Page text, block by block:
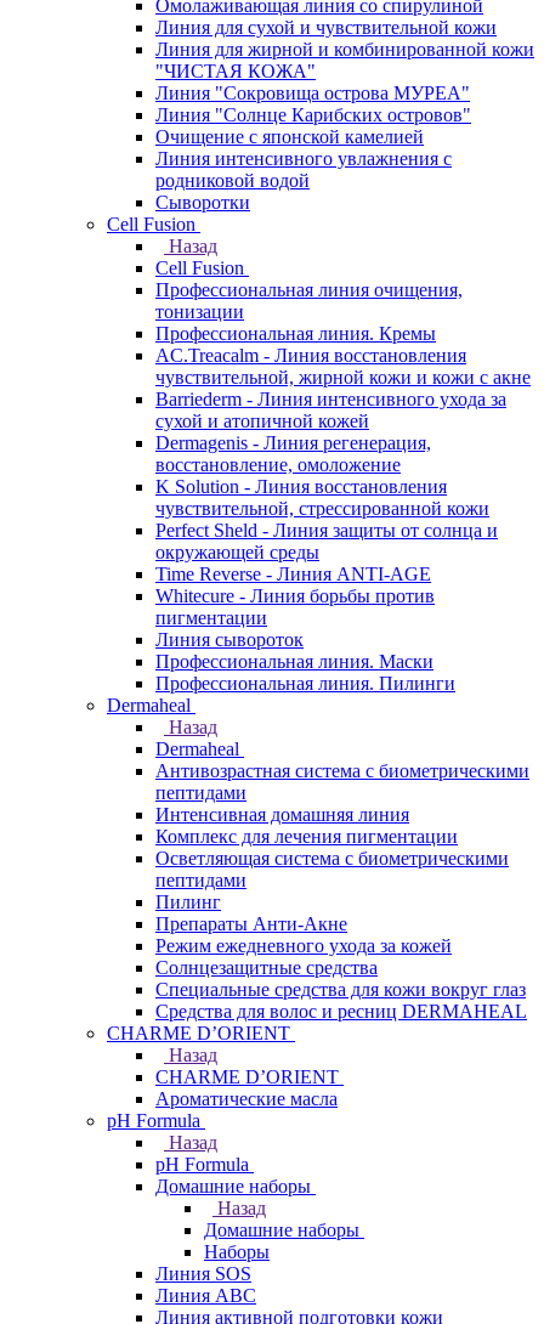
Омолаживающая линия со спирулиной
Линия для сухой и чувствительной кожи
Линия для жирной и комбинированной кожи
"ЧИСТАЯ КОЖА"
Линия "Сокровища острова МУРЕА"
Линия "Солнце Карибских островов"
Очищение с японской камелией
Линия интенсивного увлажнения с
родниковой водой
Сыворотки
Cell Fusion
Назад
Cell Fusion
Профессиональная линия очищения,
тонизации
Профессиональная линия. Кремы
AC.Treacalm - Линия восстановления
чувствительной, жирной кожи и кожи с акне
Barriederm - Линия интенсивного ухода за
сухой и атопичной кожей
Dermagenis - Линия регенерация,
восстановление, омоложение
K Solution - Линия восстановления
чувствительной, стрессированной кожи
Perfect Sheld - Линия защиты от солнца и
окружающей среды
Time Reverse - Линия ANTI-AGE
Whitecure - Линия борьбы против
пигментации
Линия сывороток
Профессиональная линия. Маски
Профессиональная линия. Пилинги
Dermaheal
Назад
Dermaheal
Антивозрастная система с биометрическими
пептидами
Интенсивная домашняя линия
Комплекс для лечения пигментации
Осветляющая система с биометрическими
пептидами
Пилинг
Препараты Анти-Акне
Режим ежедневного ухода за кожей
Солнцезащитные средства
Специальные средства для кожи вокруг глаз
Средства для волос и ресниц DERMAHEAL
CHARME D’ORIENT
Назад
CHARME D’ORIENT
Ароматические масла
pH Formula
Назад
pH Formula
Домашние наборы
Назад
Домашние наборы
Наборы
Линия SOS
Линия АВС
Линия активной подготовки кожи